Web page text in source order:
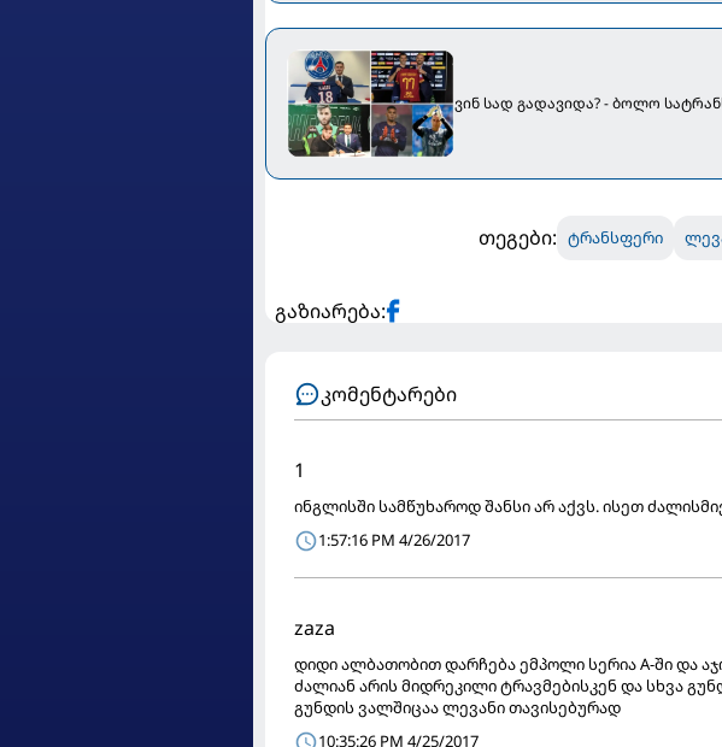
ვინ სად გადავიდა? - ბოლო
თეგები: ტრანსფერი
გაზიარება:
კომენტარები
1
ინგლისში სამწუხაროდ შანსი არ აქვს. ისეთ
1:57:16 PM 4/26/2017
zaza
დიდი ალბათობით დარჩება ემპოლი სერია A-ში და
ძალიან არის მიდრეკილი ტრავმებისკენ და სხვა
გუნდის ვალშიცაა ლევანი თავისებურად
10:35:26 PM 4/25/2017